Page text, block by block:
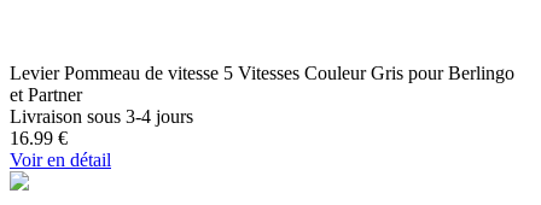
Levier Pommeau de vitesse 5 Vitesses Couleur Gris pour Berlingo
et Partner
Livraison sous 3-4 jours
16.99 €
Voir en détail